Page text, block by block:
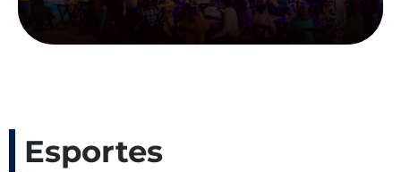
Esportes